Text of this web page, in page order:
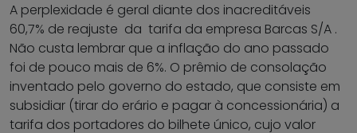
A perplexidade é geral diante dos inacreditáveis
60,7% de reajuste da tarifa da empresa Barcas S/A .
Não custa lembrar que a inflação do ano passado
foi de pouco mais de 6%. O prêmio de consolação
inventado pelo governo do estado, que consiste em
subsidiar (tirar do erário e pagar à concessionária) a
tarifa dos portadores do bilhete único, cujo valor